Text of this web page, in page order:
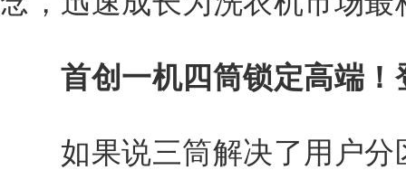
首创一机四筒锁定高端
如果说三筒解决了用户分